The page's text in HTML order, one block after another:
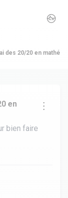
des 20/20 en
en
bien faire